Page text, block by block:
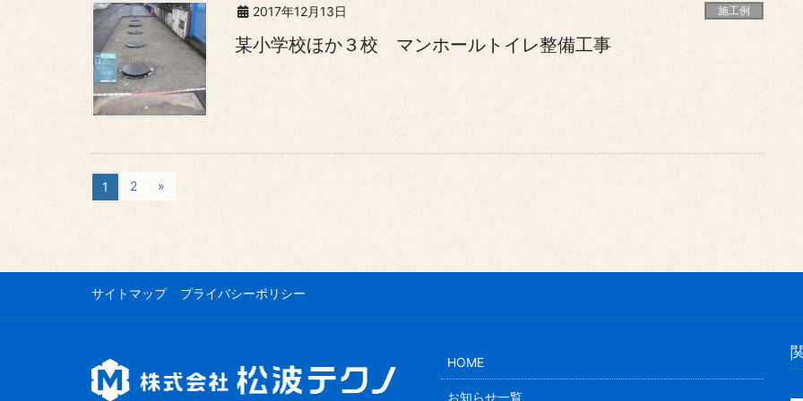
2017年12月13日 施工例
某小学校ほか３校 マンホールトイレ整備工事
1 2 »
サイトマップ プライバシーポリシー
HOME
お知らせ一覧